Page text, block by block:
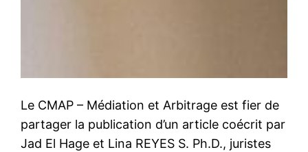
Le CMAP – Médiation et Arbitrage est fier de
partager la publication d’un article coécrit par
Jad El Hage et Lina REYES S. Ph.D., juristes